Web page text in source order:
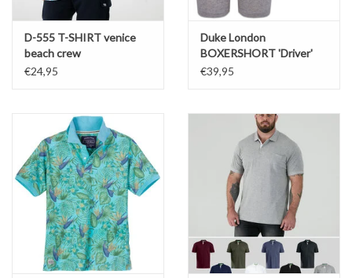
D-555 T-SHIRT venice
beach crew
€24,95
Duke London
BOXERSHORT 'Driver'
€39,95